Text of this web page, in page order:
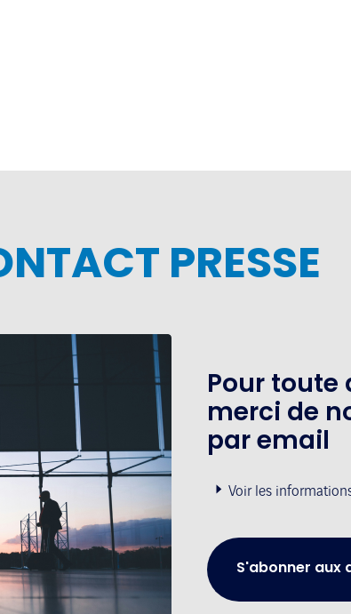
PRESSE
Pour toute
merci de
par email
Voir les
S'abonner aux